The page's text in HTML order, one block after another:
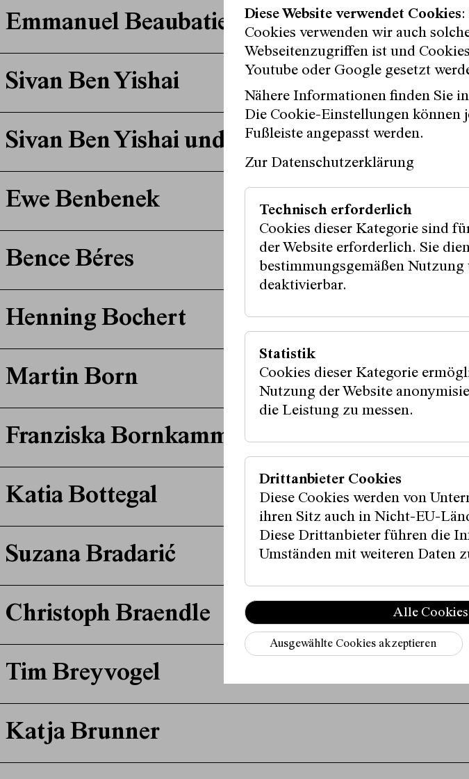
Emmanuel Beaubatie
Sivan Ben Yishai
Sivan Ben Yishai und Eyal Raz
Ewe Benbenek
Bence Béres
Henning Bochert
Martin Born
Franziska Bornkamm
Katia Bottegal
Suzana Bradarić
Christoph Braendle
Tim Breyvogel
Katja Brunner
Diese Website verwendet Cookies
Cookies verwenden wir auch
Webseitenzugriffen ist und
Youtube oder Google gesetzt
Nähere Informationen finden Sie
Die Cookie-Einstellungen können
Fußleiste angepasst werden.
Zur Datenschutzerklärung
Technisch erforderlich
Cookies dieser Kategorie sind
der Website erforderlich. Sie
bestimmungsgemäßen
deaktivierbar.
Statistik
Cookies dieser Kategorie
Nutzung der Website
die Leistung zu messen.
Drittanbieter Cookies
Diese Cookies werden von
ihren Sitz auch in Nicht-EU-
Diese Drittanbieter führen die
Umständen mit weiteren Daten
Alle
Ausgewählte Cookies akzeptieren